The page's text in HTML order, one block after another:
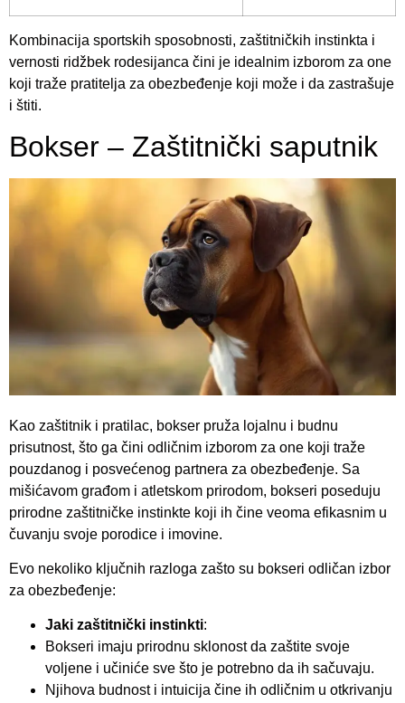
Kombinacija sportskih sposobnosti, zaštitničkih instinkta i
vernosti ridžbek rodesijanca čini je idealnim izborom za one
koji traže pratitelja za obezbeđenje koji može i da zastrašuje
i štiti.
Bokser – Zaštitnički saputnik
Kao zaštitnik i pratilac, bokser pruža lojalnu i budnu
prisutnost, što ga čini odličnim izborom za one koji traže
pouzdanog i posvećenog partnera za obezbeđenje. Sa
mišićavom građom i atletskom prirodom, bokseri poseduju
prirodne zaštitničke instinkte koji ih čine veoma efikasnim u
čuvanju svoje porodice i imovine.
Evo nekoliko ključnih razloga zašto su bokseri odličan izbor
za obezbeđenje:
Jaki zaštitnički instinkti:
Bokseri imaju prirodnu sklonost da zaštite svoje
voljene i učiniće sve što je potrebno da ih sačuvaju.
Njihova budnost i intuicija čine ih odličnim u otkrivanju